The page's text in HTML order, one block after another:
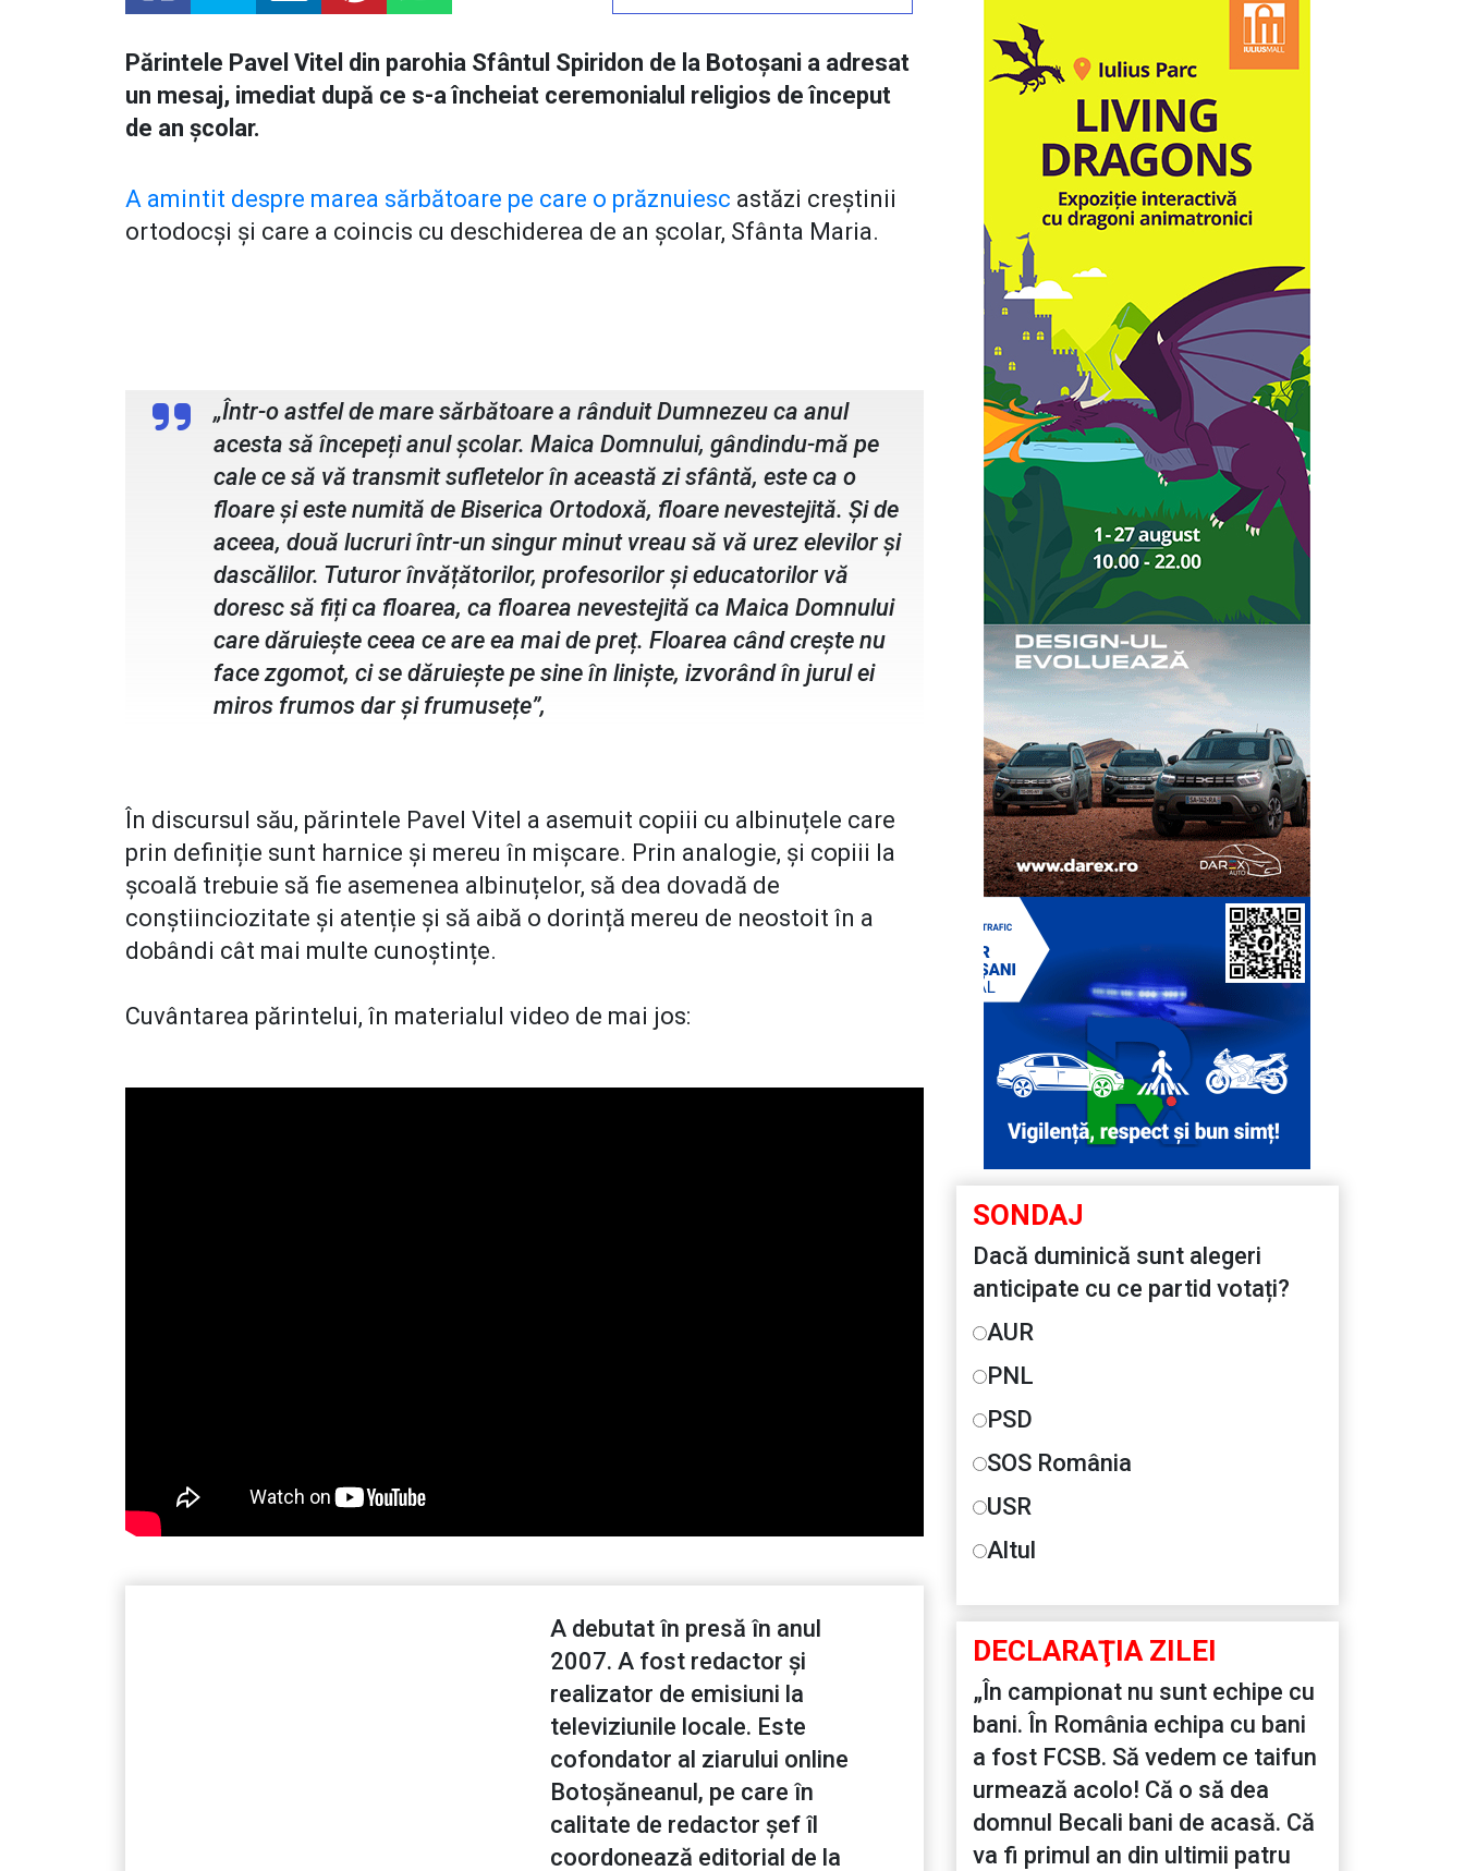
Părintele Pavel Vitel din parohia Sfântul Spiridon de la Botoșani a adresat
un mesaj, imediat după ce s-a încheiat ceremonialul religios de început
de an școlar.
A amintit despre marea sărbătoare pe care o prăznuiesc astăzi creștinii
ortodocși și care a coincis cu deschiderea de an școlar, Sfânta Maria.
„Într-o astfel de mare sărbătoare a rânduit Dumnezeu ca anul
acesta să începeți anul școlar. Maica Domnului, gândindu-mă pe
cale ce să vă transmit sufletelor în această zi sfântă, este ca o
floare și este numită de Biserica Ortodoxă, floare nevestejită. Și de
aceea, două lucruri într-un singur minut vreau să vă urez elevilor și
dascălilor. Tuturor învățătorilor, profesorilor și educatorilor vă
doresc să fiți ca floarea, ca floarea nevestejită ca Maica Domnului
care dăruiește ceea ce are ea mai de preț. Floarea când crește nu
face zgomot, ci se dăruiește pe sine în liniște, izvorând în jurul ei
miros frumos dar și frumusețe”,
În discursul său, părintele Pavel Vitel a asemuit copiii cu albinuțele care
prin definiție sunt harnice și mereu în mișcare. Prin analogie, și copiii la
școală trebuie să fie asemenea albinuțelor, să dea dovadă de
conștiinciozitate și atenție și să aibă o dorință mereu de neostoit în a
dobândi cât mai multe cunoștințe.
Cuvântarea părintelui, în materialul video de mai jos:
A debutat în presă în anul
2007. A fost redactor și
realizator de emisiuni la
televiziunile locale. Este
cofondator al ziarului online
Botoșăneanul, pe care în
calitate de redactor șef îl
coordonează editorial de la
SONDAJ
Dacă duminică sunt alegeri
anticipate cu ce partid votați?
AUR
PNL
PSD
SOS România
USR
Altul
DECLARAŢIA ZILEI
„În campionat nu sunt echipe cu
bani. În România echipa cu bani
a fost FCSB. Să vedem ce taifun
urmează acolo! Că o să dea
domnul Becali bani de acasă. Că
va fi primul an din ultimii patru